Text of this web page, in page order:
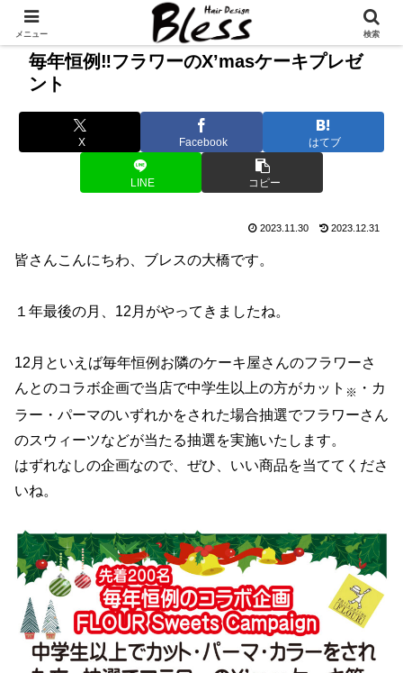
毎年恒例‼フラワーのX’masケーキプレゼ
ント
X Facebook はてブ
LINE コピー
2023.11.30 2023.12.31
皆さんこんにちわ、ブレスの大橋です。
１年最後の月、12月がやってきましたね。
12月といえば毎年恒例お隣のケーキ屋さんのフラワーさ
んとのコラボ企画で当店で中学生以上の方がカット ※ ・カ
ラー・パーマのいずれかをされた場合抽選でフラワーさん
のスウィーツなどが当たる抽選を実施いたします。
はずれなしの企画なので、ぜひ、いい商品を当ててくださ
いね。
メニュー 検索